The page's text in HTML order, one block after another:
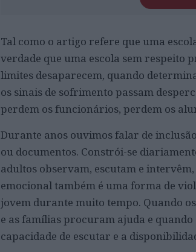
Tal como o artigo refere que uma
verdade que uma escola sem respeito
limites desaparecem, quando
os sinais de sofrimento passam
perdem os funcionários, perdem os
Durante anos ouvimos falar de
ou documentos. Constrói-se
adultos observam, escutam e
emocional também é uma forma de
jovem durante muito tempo. Quando
e as famílias procuram ajuda e quando
capacidade de escutar e a